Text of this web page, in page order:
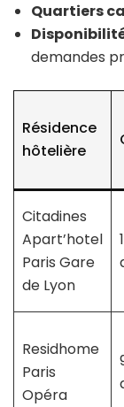
Quartiers
demandes
Résidence
hôtelière
Citadines
Apart’hotel
Paris Gare
de Lyon
Residhome
Paris
Opéra